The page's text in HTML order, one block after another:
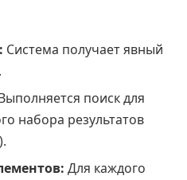
Система получает явный
поиск для
набора результатов
Для каждого